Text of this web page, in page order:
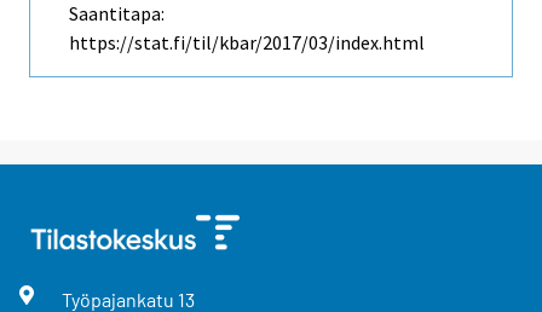
Saantitapa:
https://stat.fi/til/kbar/2017/03/index.html
Työpajankatu 13